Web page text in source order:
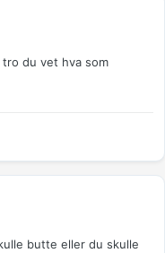
du vet hva som
butte eller du skulle